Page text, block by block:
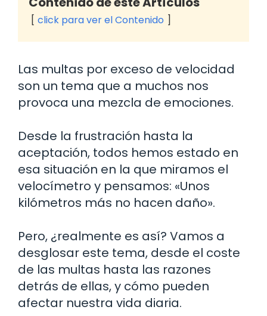
click para ver el Contenido
Las multas por exceso de velocidad
son un tema que a muchos nos
provoca una mezcla de emociones.
Desde la frustración hasta la
aceptación, todos hemos estado en
esa situación en la que miramos el
velocímetro y pensamos: «Unos
kilómetros más no hacen daño».
Pero, ¿realmente es así? Vamos a
desglosar este tema, desde el coste
de las multas hasta las razones
detrás de ellas, y cómo pueden
afectar nuestra vida diaria.